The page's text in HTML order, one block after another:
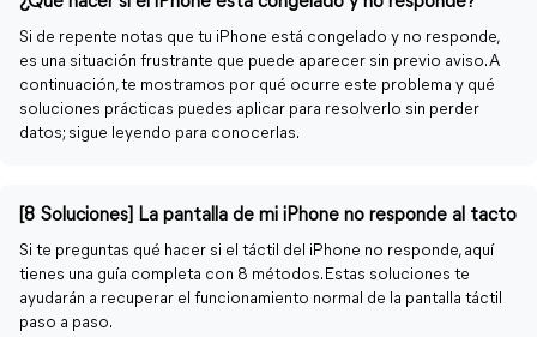
Si de repente notas que tu iPhone está congelado y no responde,
es una situación frustrante que puede aparecer sin previo aviso. A
continuación, te mostramos por qué ocurre este problema y qué
soluciones prácticas puedes aplicar para resolverlo sin perder
datos; sigue leyendo para conocerlas.
[8 Soluciones] La pantalla de mi iPhone no responde al tacto
Si te preguntas qué hacer si el táctil del iPhone no responde, aquí
tienes una guía completa con 8 métodos. Estas soluciones te
ayudarán a recuperar el funcionamiento normal de la pantalla táctil
paso a paso.